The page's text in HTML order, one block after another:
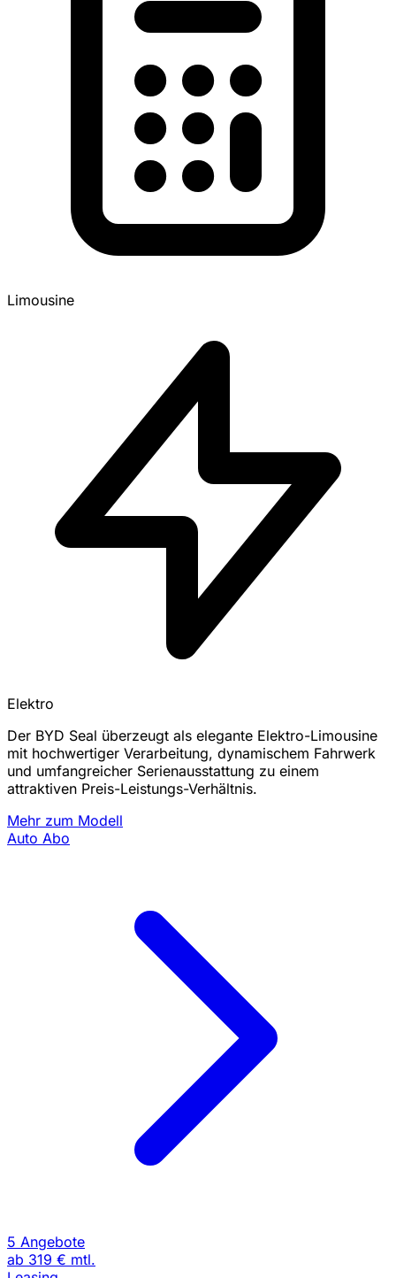
Limousine
Elektro
Der BYD Seal überzeugt als elegante Elektro-Limousine
mit hochwertiger Verarbeitung, dynamischem Fahrwerk
und umfangreicher Serienausstattung zu einem
attraktiven Preis-Leistungs-Verhältnis.
Mehr zum Modell
Auto Abo
5 Angebote
ab 319 € mtl.